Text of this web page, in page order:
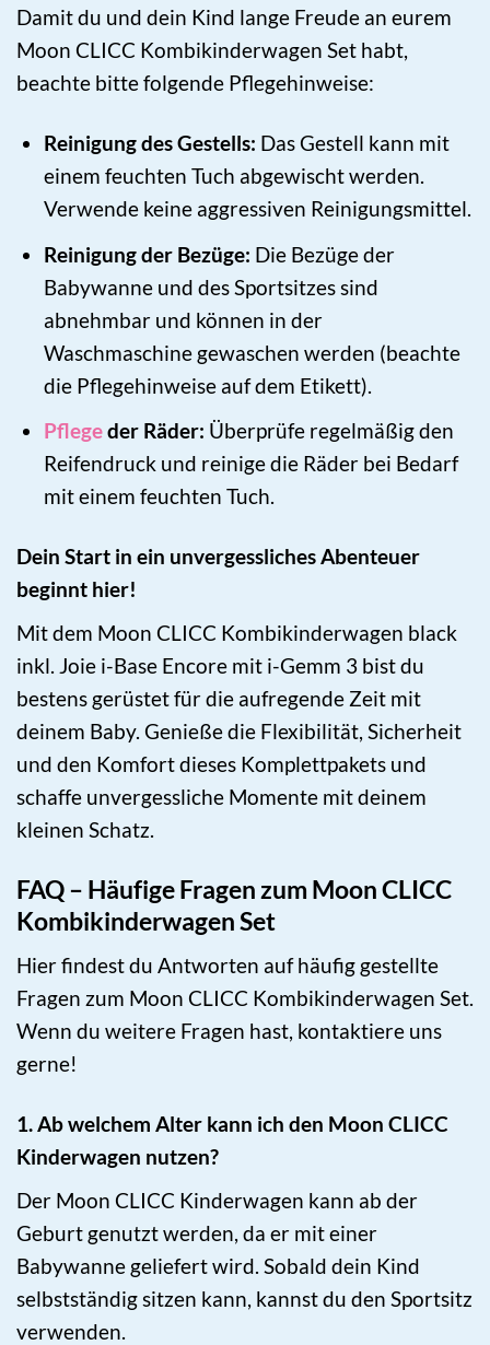
Damit du und dein Kind lange Freude an eurem
Moon CLICC Kombikinderwagen Set habt,
beachte bitte folgende Pflegehinweise:
Reinigung des Gestells: Das Gestell kann mit
einem feuchten Tuch abgewischt werden.
Verwende keine aggressiven Reinigungsmittel.
Reinigung der Bezüge: Die Bezüge der
Babywanne und des Sportsitzes sind
abnehmbar und können in der
Waschmaschine gewaschen werden (beachte
die Pflegehinweise auf dem Etikett).
Pflegeder Räder: Überprüfe regelmäßig den
Reifendruck und reinige die Räder bei Bedarf
mit einem feuchten Tuch.
Dein Start in ein unvergessliches Abenteuer
beginnt hier!
Mit dem Moon CLICC Kombikinderwagen black
inkl. Joie i-Base Encore mit i-Gemm 3 bist du
bestens gerüstet für die aufregende Zeit mit
deinem Baby. Genieße die Flexibilität, Sicherheit
und den Komfort dieses Komplettpakets und
schaffe unvergessliche Momente mit deinem
kleinen Schatz.
FAQ – Häufige Fragen zum Moon CLICC
Kombikinderwagen Set
Hier findest du Antworten auf häufig gestellte
Fragen zum Moon CLICC Kombikinderwagen Set.
Wenn du weitere Fragen hast, kontaktiere uns
gerne!
1. Ab welchem Alter kann ich den Moon CLICC
Kinderwagen nutzen?
Der Moon CLICC Kinderwagen kann ab der
Geburt genutzt werden, da er mit einer
Babywanne geliefert wird. Sobald dein Kind
selbstständig sitzen kann, kannst du den Sportsitz
verwenden.